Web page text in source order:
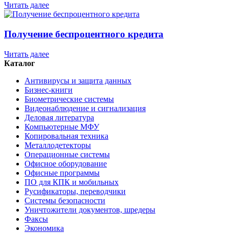
Читать далее
Получение беспроцентного кредита
Читать далее
Каталог
Антивирусы и защита данных
Бизнес-книги
Биометрические системы
Видеонаблюдение и сигнализация
Деловая литература
Компьютерные МФУ
Копировальная техника
Металлодетекторы
Операционные системы
Офисное оборудование
Офисные программы
ПО для КПК и мобильных
Русификаторы, переводчики
Системы безопасности
Уничтожители документов, шредеры
Факсы
Экономика